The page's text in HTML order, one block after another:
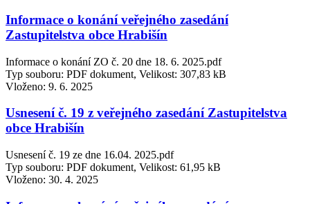
Informace o konání veřejného zasedání
Zastupitelstva obce Hrabišín
Informace o konání ZO č. 20 dne 18. 6. 2025.pdf
Typ souboru: PDF dokument, Velikost: 307,83 kB
Vloženo: 9. 6. 2025
Usnesení č. 19 z veřejného zasedání Zastupitelstva
obce Hrabišín
Usnesení č. 19 ze dne 16.04. 2025.pdf
Typ souboru: PDF dokument, Velikost: 61,95 kB
Vloženo: 30. 4. 2025